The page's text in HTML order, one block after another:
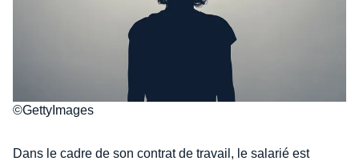
©GettyImages
Dans le cadre de son contrat de travail, le salarié est